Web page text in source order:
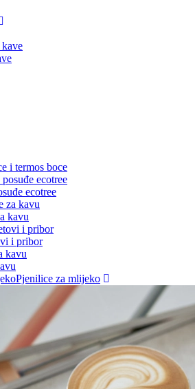
i termos boce
ecotree
kavu
i pribor
Pjenilice za mlijeko